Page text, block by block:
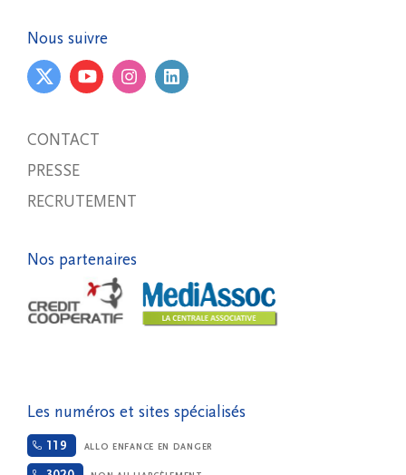
Nous suivre
CONTACT
PRESSE
RECRUTEMENT
Nos partenaires
Les numéros et sites spécialisés
119 ALLO ENFANCE EN DANGER